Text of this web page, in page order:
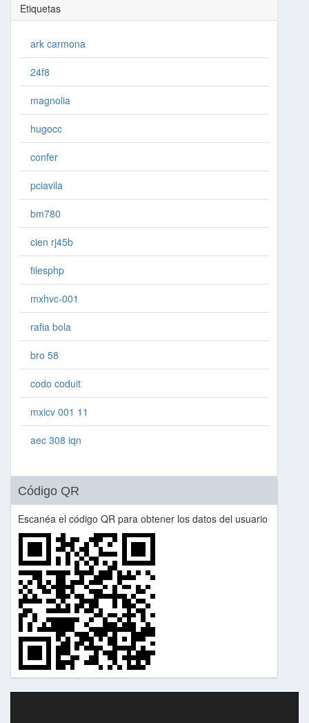
Etiquetas
ark carmona
24f8
magnolia
hugocc
confer
pciavila
bm780
cien rj45b
filesphp
mxhvc-001
rafia bola
bro 58
codo coduit
mxicv 001 11
aec 308 iqn
Código QR
Escanéa el código QR para obtener los datos del usuario